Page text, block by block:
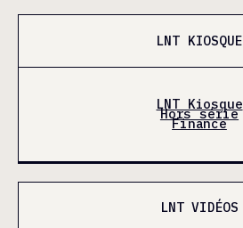
LNT KIOSQUE
LNT Kiosque
Hors série
Finance
LNT VIDÉOS